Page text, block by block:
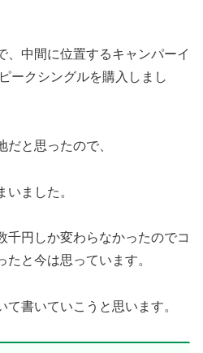
、中間に位置するキャンパーイ
ークシングルを購入しまし
だと思ったので、
ました。
千円しか変わらなかったのでコ
と今は思っています。
書いていこうと思います。